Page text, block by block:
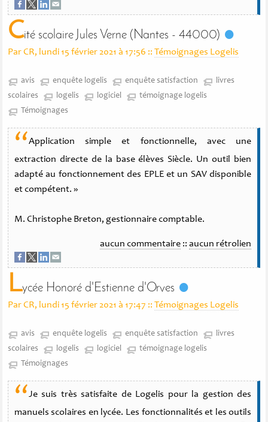
Cité scolaire Jules Verne (Nantes - 44000)
Par CR, lundi 15 février 2021 à 17:56 :: Témoignages Logelis
avis enquête logelis enquête satisfaction
livres
scolaires
logelis logiciel
témoignage logelis
Témoignages
“Application simple et fonctionnelle, avec une
extraction directe de la base élèves Siècle. Un outil bien
adapté au fonctionnement des EPLE et un SAV disponible
et compétent. »
M. Christophe Breton, gestionnaire comptable.
aucun commentaire :: aucun rétrolien
Lycée Honoré d'Estienne d'Orves
Par CR, lundi 15 février 2021 à 17:47 :: Témoignages Logelis
avis enquête logelis enquête satisfaction
livres
scolaires
logelis logiciel
témoignage logelis
Témoignages
“Je suis très satisfaite de Logelis pour la gestion des
manuels scolaires en lycée. Les fonctionnalités et les outils